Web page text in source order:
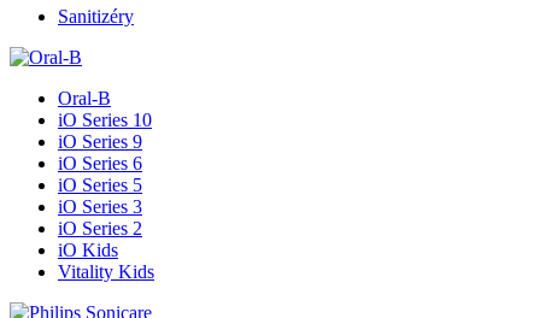
Sanitizéry
Oral-B
iO Series 10
iO Series 9
iO Series 6
iO Series 5
iO Series 3
iO Series 2
iO Kids
Vitality Kids